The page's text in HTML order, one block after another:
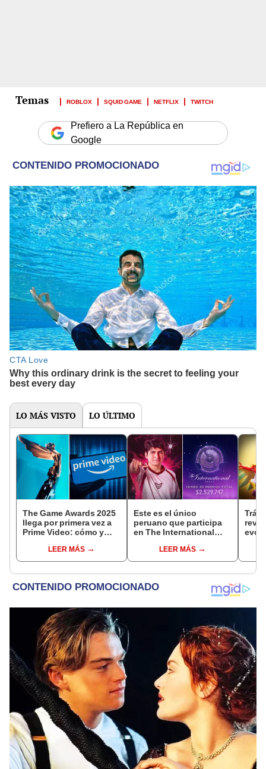
ROBLOX SQUID GAME NETFLIX TWITCH
Prefiero a La República en
Google
LO MÁS VISTO LO ÚLTIMO
The Game Awards 2025
llega por primera vez a
Prime Video: cómo y
LEER MÁS
Este es el único
peruano que participa
en The International
equipo Heroic
LEER MÁS